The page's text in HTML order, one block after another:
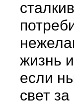
жизнь
если
свет